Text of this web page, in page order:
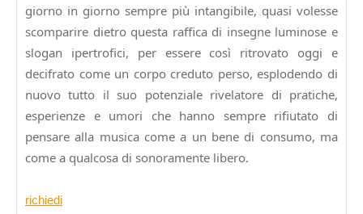
giorno in giorno sempre più intangibile, quasi volesse
scomparire dietro questa raffica di insegne luminose e
slogan ipertrofici, per essere così ritrovato oggi e
decifrato come un corpo creduto perso, esplodendo di
nuovo tutto il suo potenziale rivelatore di pratiche,
esperienze e umori che hanno sempre rifiutato di
pensare alla musica come a un bene di consumo, ma
come a qualcosa di sonoramente libero.
richiedi